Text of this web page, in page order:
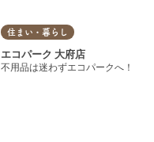
住まい・暮らし
エコパーク 大府店
不用品は迷わずエコパークへ！